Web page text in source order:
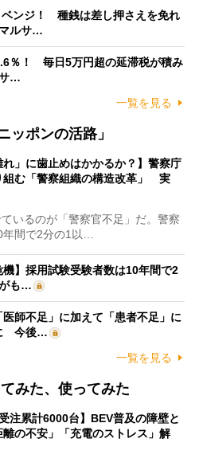
ベンジ！ 種銭は差し押さえを免れ
ルサ…
％！ 毎日5万円超の延滞税が積み
サ…
一覧を見る
ッポンの活路」
れ」に歯止めはかかるか？】警察庁
組む「警察組織の構造改革」 実
いるのが「警察官不足」だ。警察
間で2分の1以…
機】採用試験受験者数は10年間で2
も…
医師不足」に加えて「患者不足」に
今後…
一覧を見る
みた、使ってみた
注累計6000台】BEV普及の障壁と
の不安」「充電のストレス」解